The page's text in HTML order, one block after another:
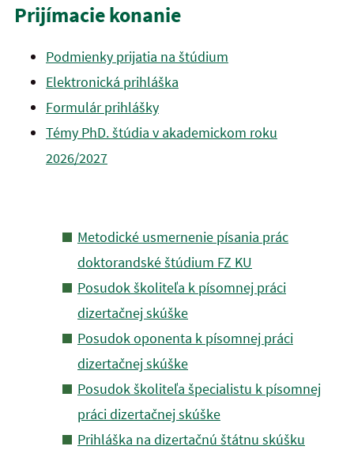
Prijímacie konanie
Podmienky prijatia na štúdium
Elektronická prihláška
Formulár prihlášky
Témy PhD. štúdia v akademickom roku
2026/2027
Metodické usmernenie písania prác
doktorandské štúdium FZ KU
Posudok školiteľa k písomnej práci
dizertačnej skúške
Posudok oponenta k písomnej práci
dizertačnej skúške
Posudok školiteľa špecialistu k písomnej
práci dizertačnej skúške
Prihláška na dizertačnú štátnu skúšku